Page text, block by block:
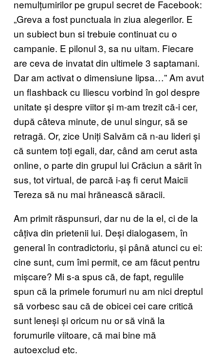
nemulțumirilor pe grupul secret de Facebook:
„Greva a fost punctuala in ziua alegerilor. E
un subiect bun si trebuie continuat cu o
campanie. E pilonul 3, sa nu uitam. Fiecare
are ceva de invatat din ultimele 3 saptamani.
Dar am activat o dimensiune lipsa…” Am avut
un flashback cu Iliescu vorbind în gol despre
unitate și despre viitor și m-am trezit că-i cer,
după câteva minute, de unul singur, să se
retragă. Or, zice Uniți Salvăm că n-au lideri și
că suntem toți egali, dar, când am cerut asta
online, o parte din grupul lui Crăciun a sărit în
sus, tot virtual, de parcă i-aș fi cerut Maicii
Tereza să nu mai hrănească săracii.
Am primit răspunsuri, dar nu de la el, ci de la
câțiva din prietenii lui. Deși dialogasem, în
general în contradictoriu, și până atunci cu ei:
cine sunt, cum îmi permit, ce am făcut pentru
mișcare? Mi s-a spus că, de fapt, regulile
spun că la primele forumuri nu am nici dreptul
să vorbesc sau că de obicei cei care critică
sunt leneși și oricum nu or să vină la
forumurile viitoare, că mai bine mă
autoexclud etc.